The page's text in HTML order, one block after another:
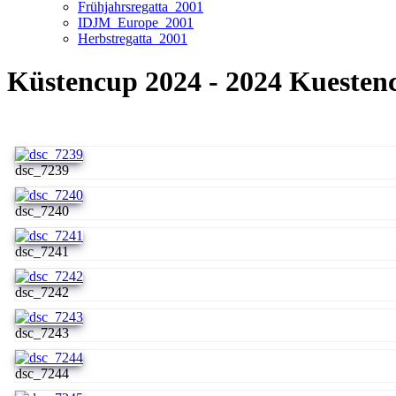
Frühjahrsregatta_2001
IDJM_Europe_2001
Herbstregatta_2001
Küstencup 2024 - 2024
dsc_7239
dsc_7240
dsc_7241
dsc_7242
dsc_7243
dsc_7244